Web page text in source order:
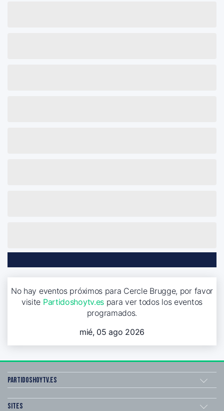
No hay eventos próximos para Cercle Brugge, por favor
visite Partidoshoytv.es para ver todos los eventos
programados.
mié, 05 ago 2026
Partidoshoytv.es
Sites